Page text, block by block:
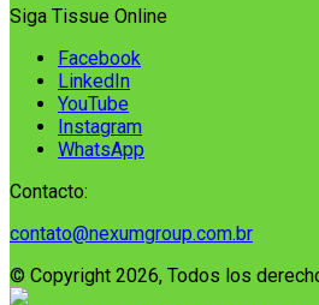
Siga Tissue Online
Facebook
LinkedIn
YouTube
Instagram
WhatsApp
Contacto:
contato@nexumgroup.com.br
© Copyright 2026, Todos los